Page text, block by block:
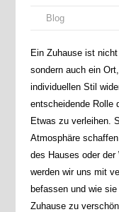
Blog
Ein Zuhause ist
sondern auch ein
individuellen Stil
entscheidende Rolle
Etwas zu verleihen.
Atmosphäre
des Hauses oder der
werden wir uns mit
befassen und wie
Zuhause zu